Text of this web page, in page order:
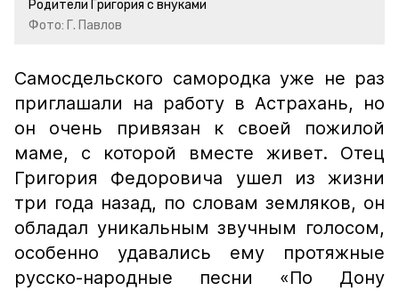
Родители Григория с внуками
Фото: Г. Павлов
Самосдельского самородка уже не раз
приглашали на работу в Астрахань, но
он очень привязан к своей пожилой
маме, с которой вместе живет. Отец
Григория Федоровича ушел из жизни
три года назад, по словам земляков, он
обладал уникальным звучным голосом,
особенно удавались ему протяжные
русско-народные песни «По Дону